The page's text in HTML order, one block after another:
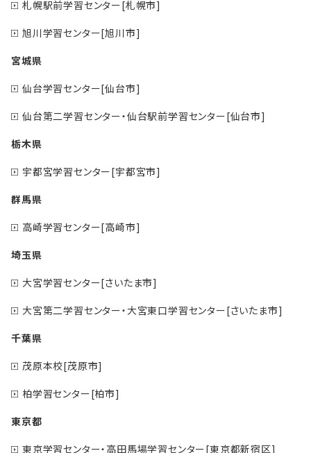
札幌駅前学習センター[札幌市]
旭川学習センター[旭川市]
宮城県
仙台学習センター[仙台市]
仙台第二学習センター・仙台駅前学習センター[仙台市]
栃木県
宇都宮学習センター[宇都宮市]
群馬県
高崎学習センター[高崎市]
埼玉県
大宮学習センター[さいたま市]
大宮第二学習センター・大宮東口学習センター[さいたま市]
千葉県
茂原本校[茂原市]
柏学習センター[柏市]
東京都
東京学習センター・高田馬場学習センター[東京都新宿区]